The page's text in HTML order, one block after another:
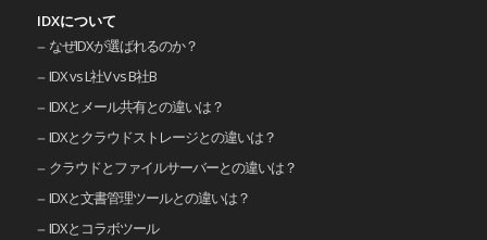
IDXについて
なぜIDXが選ばれるのか？
IDX vs L社V vs B社B
IDXとメール共有との違いは？
IDXとクラウドストレージとの違いは？
クラウドとファイルサーバーとの違いは？
IDXと文書管理ツールとの違いは？
IDXとコラボツール